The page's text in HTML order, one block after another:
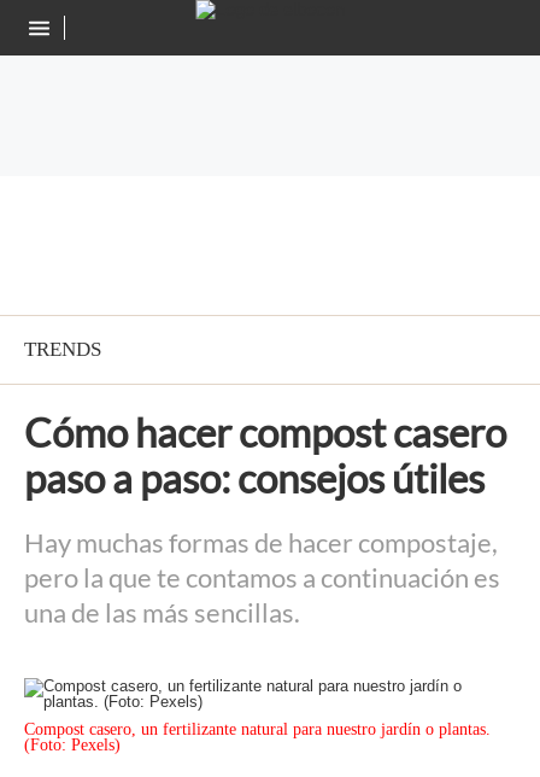
TRENDS
Cómo hacer compost casero
paso a paso: consejos útiles
Hay muchas formas de hacer compostaje,
pero la que te contamos a continuación es
una de las más sencillas.
Compost casero, un fertilizante natural para nuestro jardín o plantas.
(Foto: Pexels)